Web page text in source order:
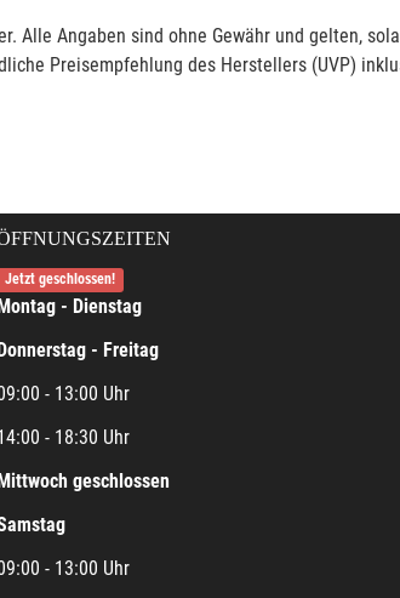
Alle Angaben sind ohne Gewähr und gelten,
Preisempfehlung des Herstellers (UVP)
Jetzt geschlossen!
- Dienstag
- Freitag
- 13:00 Uhr
- 18:30 Uhr
geschlossen
- 13:00 Uhr